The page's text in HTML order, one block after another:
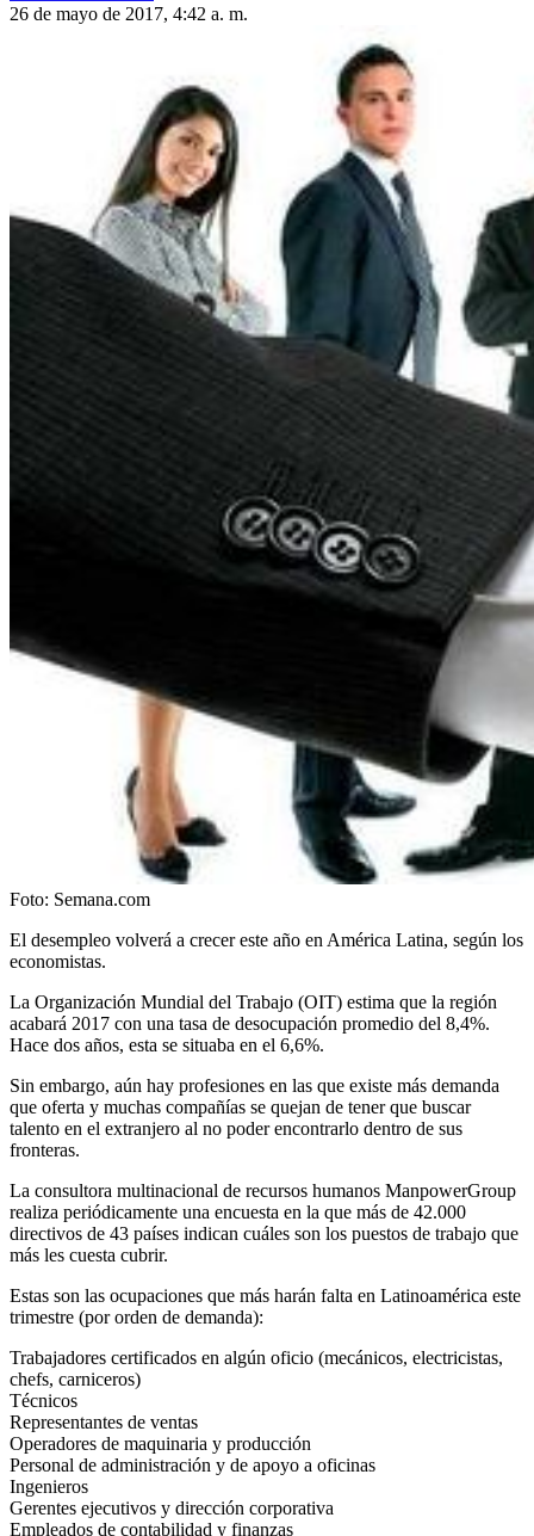
26 de mayo de 2017, 4:42 a. m.
Foto: Semana.com
El desempleo volverá a crecer este año en América Latina, según los
economistas.
La Organización Mundial del Trabajo (OIT) estima que la región
acabará 2017 con una tasa de desocupación promedio del 8,4%.
Hace dos años, esta se situaba en el 6,6%.
Sin embargo, aún hay profesiones en las que existe más demanda
que oferta y muchas compañías se quejan de tener que buscar
talento en el extranjero al no poder encontrarlo dentro de sus
fronteras.
La consultora multinacional de recursos humanos ManpowerGroup
realiza periódicamente una encuesta en la que más de 42.000
directivos de 43 países indican cuáles son los puestos de trabajo que
más les cuesta cubrir.
Estas son las ocupaciones que más harán falta en Latinoamérica este
trimestre (por orden de demanda):
Trabajadores certificados en algún oficio (mecánicos, electricistas,
chefs, carniceros)
Técnicos
Representantes de ventas
Operadores de maquinaria y producción
Personal de administración y de apoyo a oficinas
Ingenieros
Gerentes ejecutivos y dirección corporativa
Empleados de contabilidad y finanzas